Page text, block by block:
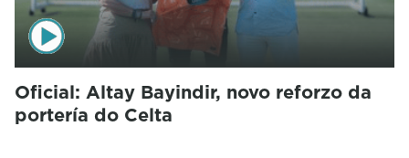
Oficial: Altay Bayindir, novo reforzo da
portería do Celta